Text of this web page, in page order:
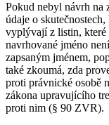
Pokud nebyl návrh na
údaje o
vyplývají z listin, které
navrhované jméno
zapsaným jménem,
také zkoumá, zda
proti právnické osobě
zákona upravujícího
proti nim (§ 90 ZVR).